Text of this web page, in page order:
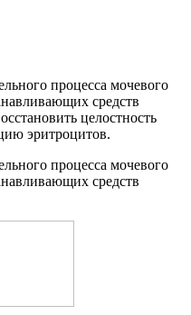
процесса мочевого
средств
целостность
эритроцитов.
процесса мочевого
средств